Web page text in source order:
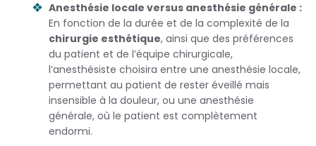
Anesthésie locale versus anesthésie générale :
En fonction de la durée et de la complexité de la
chirurgie esthétique, ainsi que des préférences
du patient et de l’équipe chirurgicale,
l’anesthésiste choisira entre une anesthésie locale,
permettant au patient de rester éveillé mais
insensible à la douleur, ou une anesthésie
générale, où le patient est complètement
endormi.